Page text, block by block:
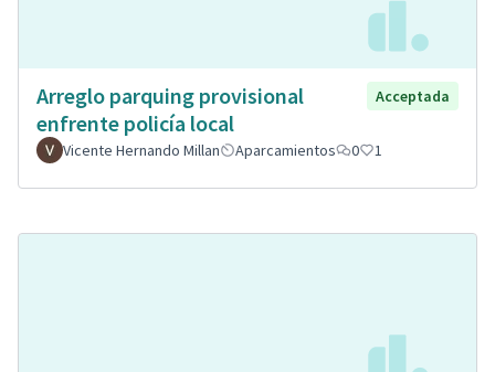
Arreglo parquing provisional
enfrente policía local
Acceptada
Vicente Hernando Millan Aparcamientos 0 1